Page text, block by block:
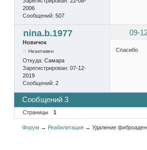
2006
Сообщений: 507
nina.b.1977 09-
Новичок
Неактивен
Откуда: Самара
Зарегистрирован: 07-12-
2019
Сообщений: 2
Спасибо
Сообщений 3
Страницы 1
Форум → Реабилитация →Удаление